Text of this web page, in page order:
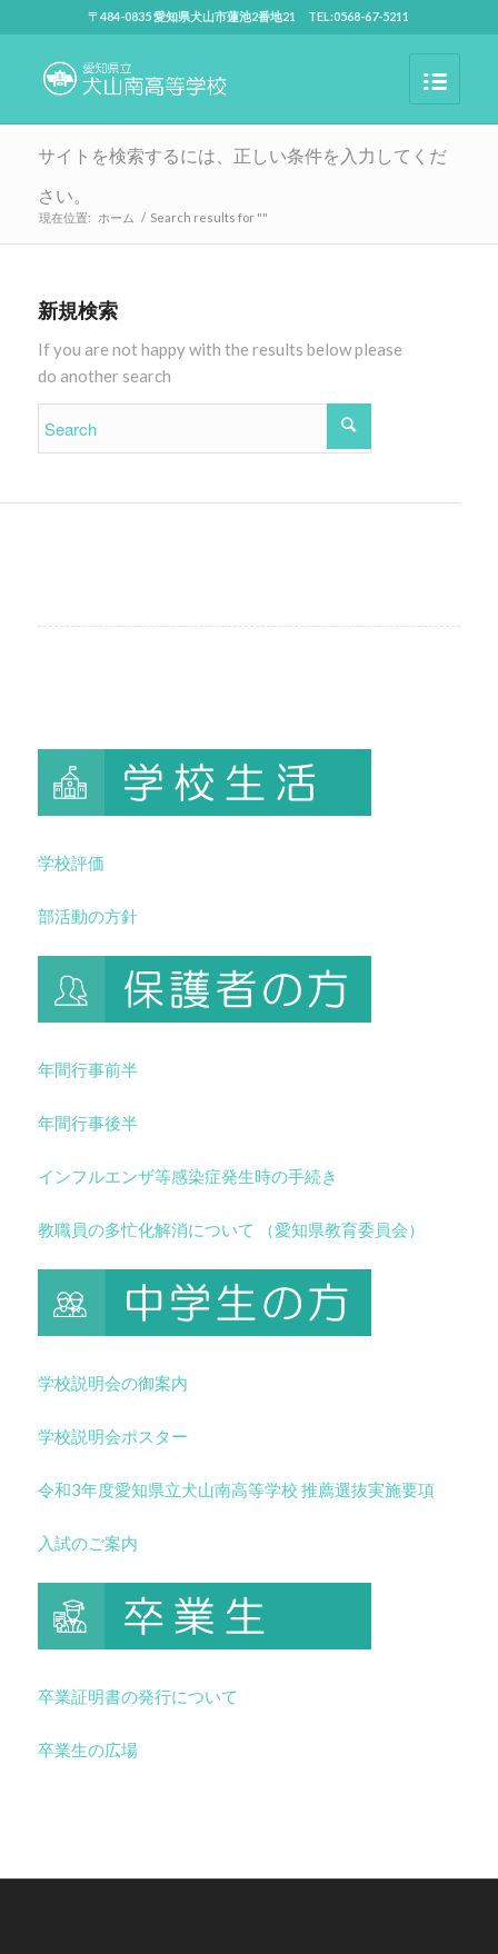
〒484-0835 愛知県犬山市蓮池2番地21 TEL:0568-67-5211
サイトを検索するには、正しい条件を入力してくだ
さい。
現在位置: ホーム / Search results for ""
新規検索
If you are not happy with the results below please
do another search
学校評価
部活動の方針
年間行事前半
年間行事後半
インフルエンザ等感染症発生時の手続き
教職員の多忙化解消について （愛知県教育委員会）
学校説明会の御案内
学校説明会ポスター
令和3年度愛知県立犬山南高等学校 推薦選抜実施要項
入試のご案内
卒業証明書の発行について
卒業生の広場